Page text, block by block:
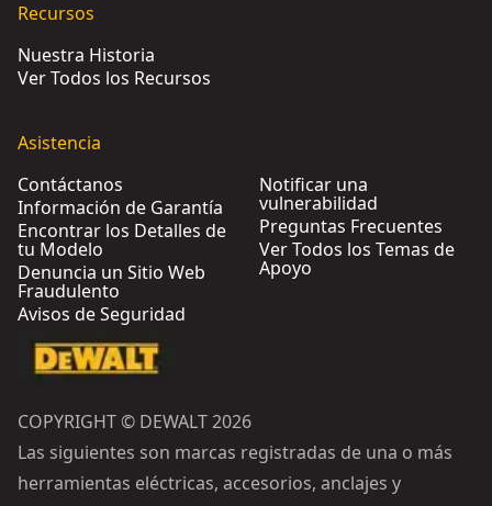
Recursos
Nuestra Historia
Ver Todos los Recursos
Asistencia
Contáctanos
Información de Garantía
Encontrar los Detalles de
tu Modelo
Denuncia un Sitio Web
Fraudulento
Avisos de Seguridad
Notificar una
vulnerabilidad
Preguntas Frecuentes
Ver Todos los Temas de
Apoyo
COPYRIGHT © DEWALT 2026
Las siguientes son marcas registradas de una o más
herramientas eléctricas, accesorios, anclajes y